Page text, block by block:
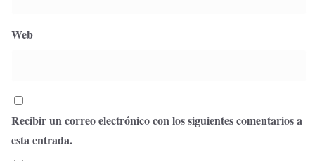
Web
Recibir un correo electrónico con los siguientes comentarios a
esta entrada.